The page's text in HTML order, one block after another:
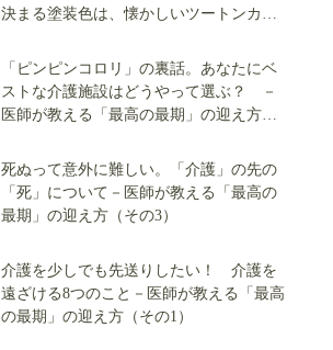
決まる塗装色は、懐かしいツートンカラ
「ピンピンコロリ」の裏話。あなたにベ
ストな介護施設はどうやって選ぶ？ －
医師が教える「最高の最期」の迎え方
死ぬって意外に難しい。「介護」の先の
「死」について－医師が教える「最高の
最期」の迎え方（その3）
介護を少しでも先送りしたい！ 介護を
遠ざける8つのこと－医師が教える「最高
の最期」の迎え方（その1）